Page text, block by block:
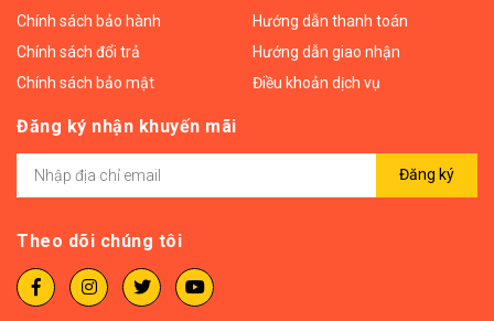
Chính sách bảo hành
Chính sách đổi trả
Chính sách bảo mật
Hướng dẫn thanh toán
Hướng dẫn giao nhận
Điều khoản dịch vụ
Đăng ký nhận khuyến mãi
Đăng ký
Theo dõi chúng tôi